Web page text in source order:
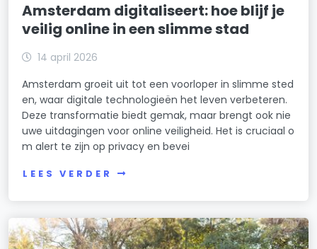
Amsterdam digitaliseert: hoe blijf je
veilig online in een slimme stad
14 april 2026
Amsterdam groeit uit tot een voorloper in slimme sted
en, waar digitale technologieën het leven verbeteren.
Deze transformatie biedt gemak, maar brengt ook nie
uwe uitdagingen voor online veiligheid. Het is cruciaal o
m alert te zijn op privacy en bevei
LEES VERDER